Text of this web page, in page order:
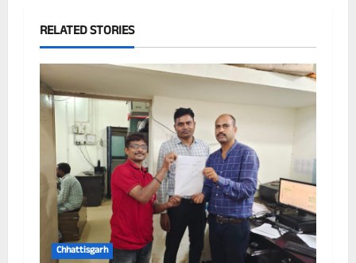
RELATED STORIES
Chhattisgarh